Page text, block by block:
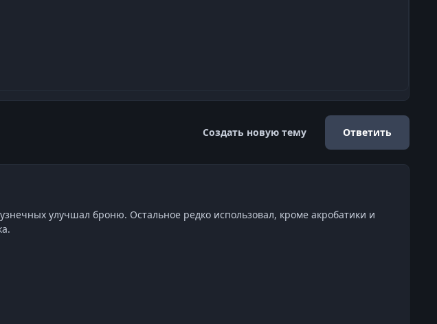
Создать новую тему Ответить
улучшал броню. Остальное редко использовал, кроме акробатики и